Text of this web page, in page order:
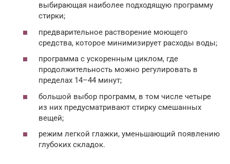
выбирающая наиболее подходящую программу
стирки;
предварительное растворение моющего
средства, которое минимизирует расходы воды;
программа с ускоренным циклом, где
продолжительность можно регулировать в
пределах 14–44 минут;
большой выбор программ, в том числе четыре
из них предусматривают стирку смешанных
вещей;
режим легкой глажки, уменьшающий появлению
глубоких складок.